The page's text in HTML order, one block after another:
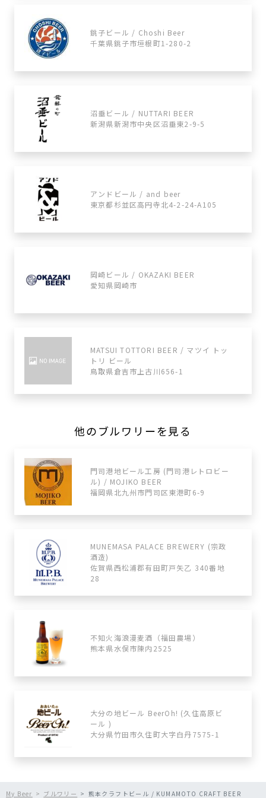
銚子ビール / Choshi Beer
千葉県銚子市垣根町1-280-2
沼垂ビール / NUTTARI BEER
新潟県新潟市中央区沼垂東2-9-5
アンドビール / and beer
東京都杉並区高円寺北4-2-24-A105
岡崎ビール / OKAZAKI BEER
愛知県岡崎市
MATSUI TOTTORI BEER / マツイ トッ
トリ ビール
鳥取県倉吉市上古川656-1
他のブルワリーを見る
門司港地ビール工房 (門司港レトロビー
ル) / MOJIKO BEER
福岡県北九州市門司区東港町6-9
MUNEMASA PALACE BREWERY (宗政
酒造)
佐賀県西松浦郡有田町戸矢乙 340番地
28
不知火海浪漫麦酒（福田農場）
熊本県水俣市陳内2525
大分の地ビール BeerOh! (久住高原ビ
ール )
大分県竹田市久住町大字白丹7575-1
My Beer ブルワリー 熊本クラフトビール / KUMAMOTO CRAFT BEER